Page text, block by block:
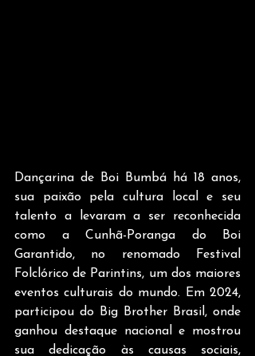
Dançarina de Boi Bumbá há 18 anos,
sua paixão pela cultura local e seu
talento a levaram a ser reconhecida
como a Cunhã-Poranga do Boi
Garantido, no renomado Festival
Folclórico de Parintins, um dos maiores
eventos culturais do mundo. Em 2024,
participou do Big Brother Brasil, onde
ganhou destaque nacional e mostrou
sua dedicação às causas sociais,